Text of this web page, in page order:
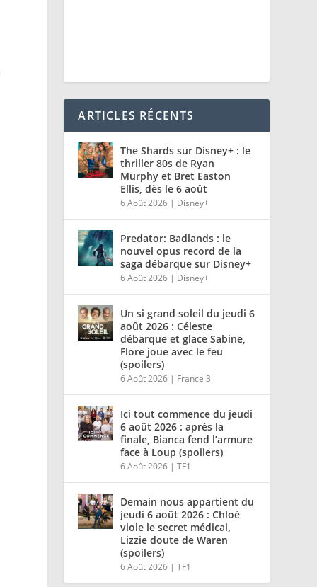
ARTICLES RÉCENTS
The Shards sur Disney+ : le
thriller 80s de Ryan
Murphy et Bret Easton
Ellis, dès le 6 août
6 Août 2026 | Disney+
Predator: Badlands : le
nouvel opus record de la
saga débarque sur Disney+
6 Août 2026 | Disney+
Un si grand soleil du jeudi 6
août 2026 : Céleste
débarque et glace Sabine,
Flore joue avec le feu
(spoilers)
6 Août 2026 | France 3
Ici tout commence du jeudi
6 août 2026 : après la
finale, Bianca fend l’armure
face à Loup (spoilers)
6 Août 2026 |TF1
Demain nous appartient du
jeudi 6 août 2026 : Chloé
viole le secret médical,
Lizzie doute de Waren
(spoilers)
6 Août 2026 |TF1